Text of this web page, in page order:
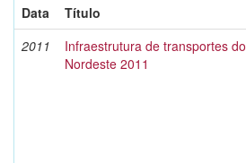
Data
Título
2011
Infraestrutura de transportes do
Nordeste 2011